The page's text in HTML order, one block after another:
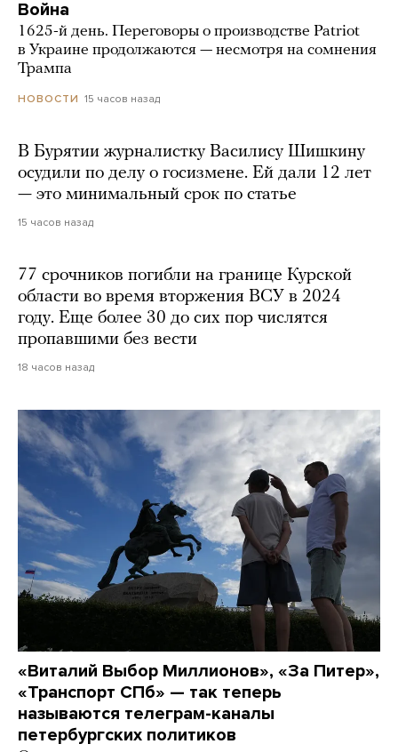
Война
1625-й день. Переговоры о производстве Patriot
в Украине продолжаются — несмотря на сомнения
Трампа
НОВОСТИ 15 часов назад
В Бурятии журналистку Василису Шишкину
осудили по делу о госизмене. Ей дали 12 лет
— это минимальный срок по статье
15 часов назад
77 срочников погибли на границе Курской
области во время вторжения ВСУ в 2024
году. Еще более 30 до сих пор числятся
пропавшими без вести
18 часов назад
«Виталий Выбор Миллионов», «За Питер»,
«Транспорт СПб» — так теперь
называются телеграм-каналы
петербургских политиков